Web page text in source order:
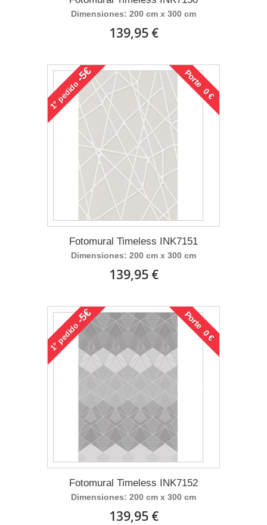
Dimensiones: 200 cm x 300 cm
139,95 €
1°
pedido
-5€ Porte 0 €
Fotomural Timeless INK7151
Dimensiones: 200 cm x 300 cm
139,95 €
1°
pedido
-5€ Porte 0 €
Fotomural Timeless INK7152
Dimensiones: 200 cm x 300 cm
139,95 €